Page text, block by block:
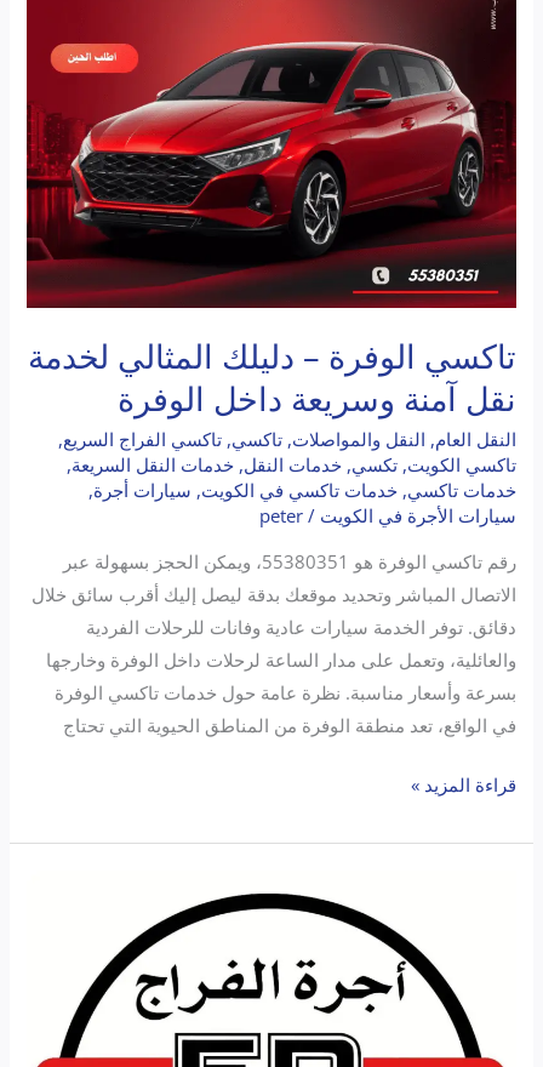
تاكسي الوفرة – دليلك المثالي لخدمة
نقل آمنة وسريعة داخل الوفرة
النقل العام, النقل والمواصلات,تاكسي,تاكسي الفراج السريع,
تاكسي الكويت,تكسي,خدمات النقل,خدمات النقل السريعة,
خدمات تاكسي,خدمات تاكسي في الكويت, سيارات أجرة,
سيارات الأجرة في الكويت /
peter
رقم تاكسي الوفرة هو 55380351، ويمكن الحجز بسهولة عبر
الاتصال المباشر وتحديد موقعك بدقة ليصل إليك أقرب سائق خلال
دقائق. توفر الخدمة سيارات عادية وفانات للرحلات الفردية
والعائلية، وتعمل على مدار الساعة لرحلات داخل الوفرة وخارجها
بسرعة وأسعار مناسبة. نظرة عامة حول خدمات تاكسي الوفرة
في الواقع، تعد منطقة الوفرة من المناطق الحيوية التي تحتاج
نقل
وسريعة
داخل
الوفرة
قراءة المزيد »